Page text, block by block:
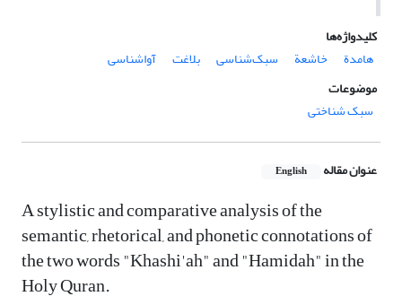
کلیدواژه‌ها
هامدة
خاشعة سبک‌شناسی بلاغت
آواشناسی
موضوعات
سبک شناختی
عنوان مقاله English
A stylistic and comparative analysis of the
semantic, rhetorical, and phonetic connotations of
the two words "Khashi'ah" and "Hamidah" in the
Holy Quran.